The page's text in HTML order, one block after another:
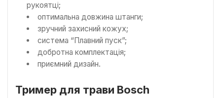
рукоятці;
оптимальна довжина штанги;
зручний захисний кожух;
система “Плавний пуск”;
добротна комплектація;
приємний дизайн.
Тример для трави Bosch